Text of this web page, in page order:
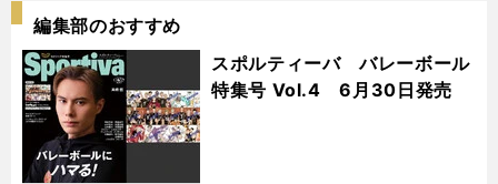
編集部のおすすめ
スポルティーバ バレーボール
特集号 Vol.4 6月30日発売